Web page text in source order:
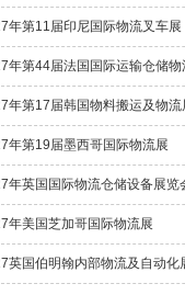
年第11届印尼国际物流叉车展
年第44届法国国际运输仓储物
年第17届韩国物料搬运及物流
年第19届墨西哥国际物流展
年英国国际物流仓储设备展览
年美国芝加哥国际物流展
英国伯明翰内部物流及自动化